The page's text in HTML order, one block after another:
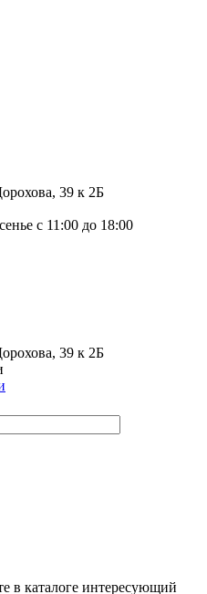
39 к 2Б
с 11:00 до 18:00
39 к 2Б
в каталоге интересующий